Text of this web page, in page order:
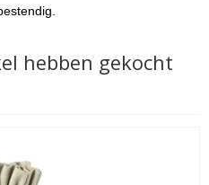
hebben gekocht